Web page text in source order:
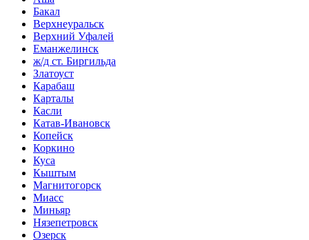
Бакал
Верхнеуральск
Верхний Уфалей
Еманжелинск
ж/д ст. Биргильда
Златоуст
Карабаш
Карталы
Касли
Катав-Ивановск
Копейск
Коркино
Куса
Кыштым
Магнитогорск
Миасс
Миньяр
Нязепетровск
Озерск